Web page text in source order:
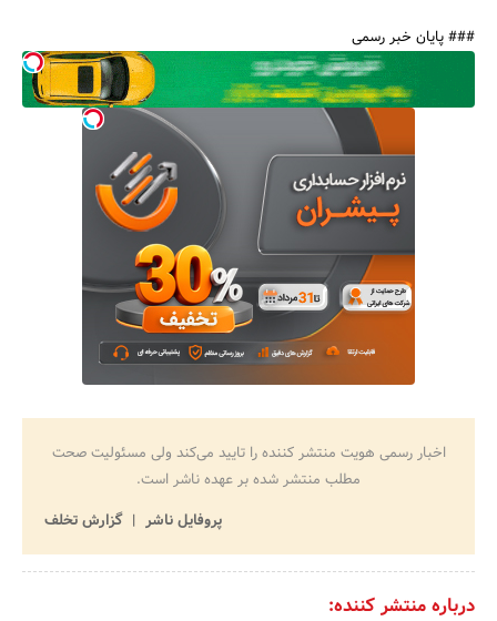
### پایان خبر رسمی
اخبار رسمی هویت منتشر کننده را تایید می‌کند ولی مسئولیت صحت
مطلب منتشر شده بر عهده ناشر است.
پروفایل ناشر
گزارش تخلف
درباره منتشر کننده: